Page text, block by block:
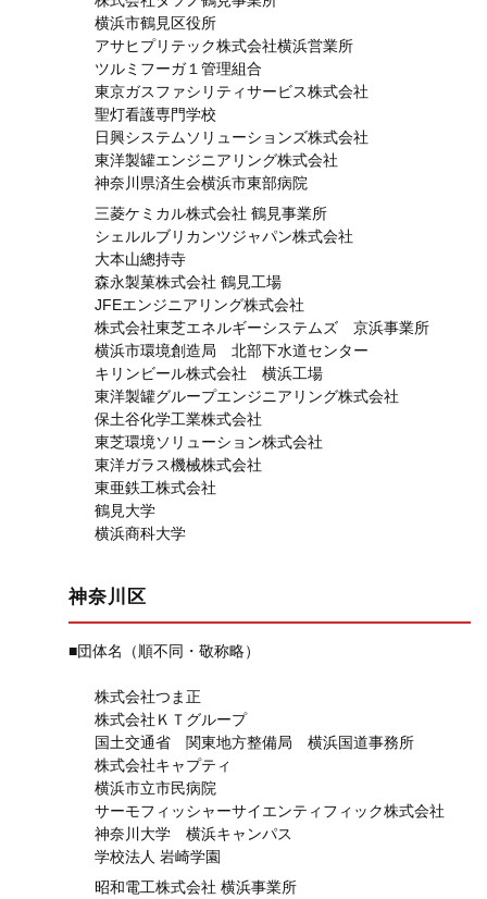
横浜市鶴見区役所
アサヒプリテック株式会社横浜営業所
ツルミフーガ１管理組合
東京ガスファシリティサービス株式会社
聖灯看護専門学校
日興システムソリューションズ株式会社
東洋製罐エンジニアリング株式会社
神奈川県済生会横浜市東部病院
三菱ケミカル株式会社 鶴見事業所
シェルルブリカンツジャパン株式会社
大本山總持寺
森永製菓株式会社 鶴見工場
JFEエンジニアリング株式会社
株式会社東芝エネルギーシステムズ 京浜事業所
横浜市環境創造局 北部下水道センター
キリンビール株式会社 横浜工場
東洋製罐グループエンジニアリング株式会社
保土谷化学工業株式会社
東芝環境ソリューション株式会社
東洋ガラス機械株式会社
東亜鉄工株式会社
鶴見大学
横浜商科大学
神奈川区
■団体名（順不同・敬称略）
株式会社つま正
株式会社ＫＴグループ
国土交通省 関東地方整備局 横浜国道事務所
株式会社キャプティ
横浜市立市民病院
サーモフィッシャーサイエンティフィック株式会社
神奈川大学 横浜キャンパス
学校法人 岩崎学園
昭和電工株式会社 横浜事業所